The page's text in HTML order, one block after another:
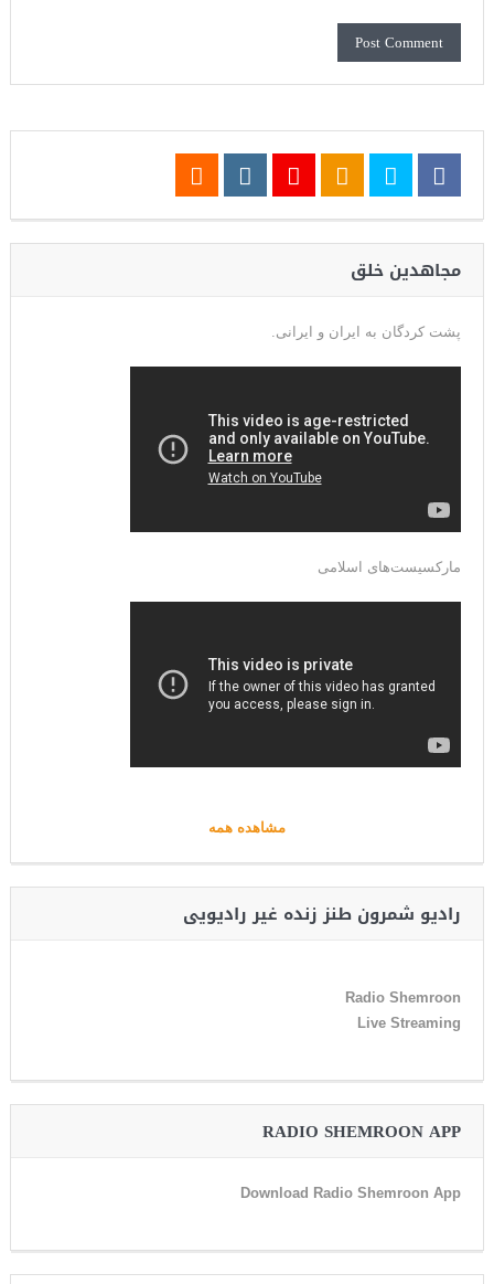
مجاهدین خلق
پشت کردگان به ایران و ایرانی.
مارکسیست‌های اسلامی
مشاهده همه
رادیو شمرون طنز زنده غیر رادیویی
Radio Shemroon
Live Streaming
RADIO SHEMROON APP
Download Radio Shemroon App